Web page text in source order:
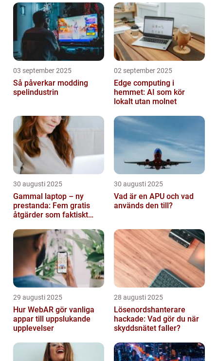
03 september 2025
Så påverkar modding
spelindustrin
02 september 2025
Edge computing i
hemmet: AI som kör
lokalt utan molnet
30 augusti 2025
Gammal laptop – ny
prestanda: Fem gratis
åtgärder som faktiskt
30 augusti 2025
Vad är en APU och vad
används den till?
29 augusti 2025
Hur WebAR gör vanliga
appar till uppslukande
upplevelser
28 augusti 2025
Lösenordshanterare
hackade: Vad gör du när
skyddsnätet faller?